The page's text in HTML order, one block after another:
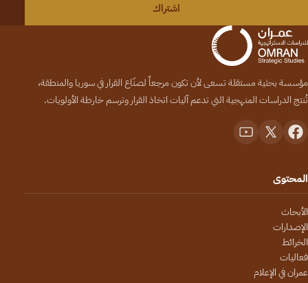
اشتراك
مؤسسة بحثية مستقلة تسعى لأن تكون مرجعاً لصنّاع القرار في سوريا والمنطقة،
تُنتج الدراسات المنهجية التي تدعم آليات اتخاذ القرار وترسم خارطة الأولويات.
المحتوى
الأبحاث
الإصدارات
الخرائط
فعاليات
عمران في الإعلام